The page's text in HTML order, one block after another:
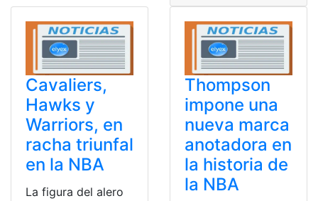
Cavaliers,
Hawks y
Warriors, en
racha triunfal
en la NBA
La figura del alero
Thompson
impone una
nueva marca
anotadora en
la historia de
la NBA